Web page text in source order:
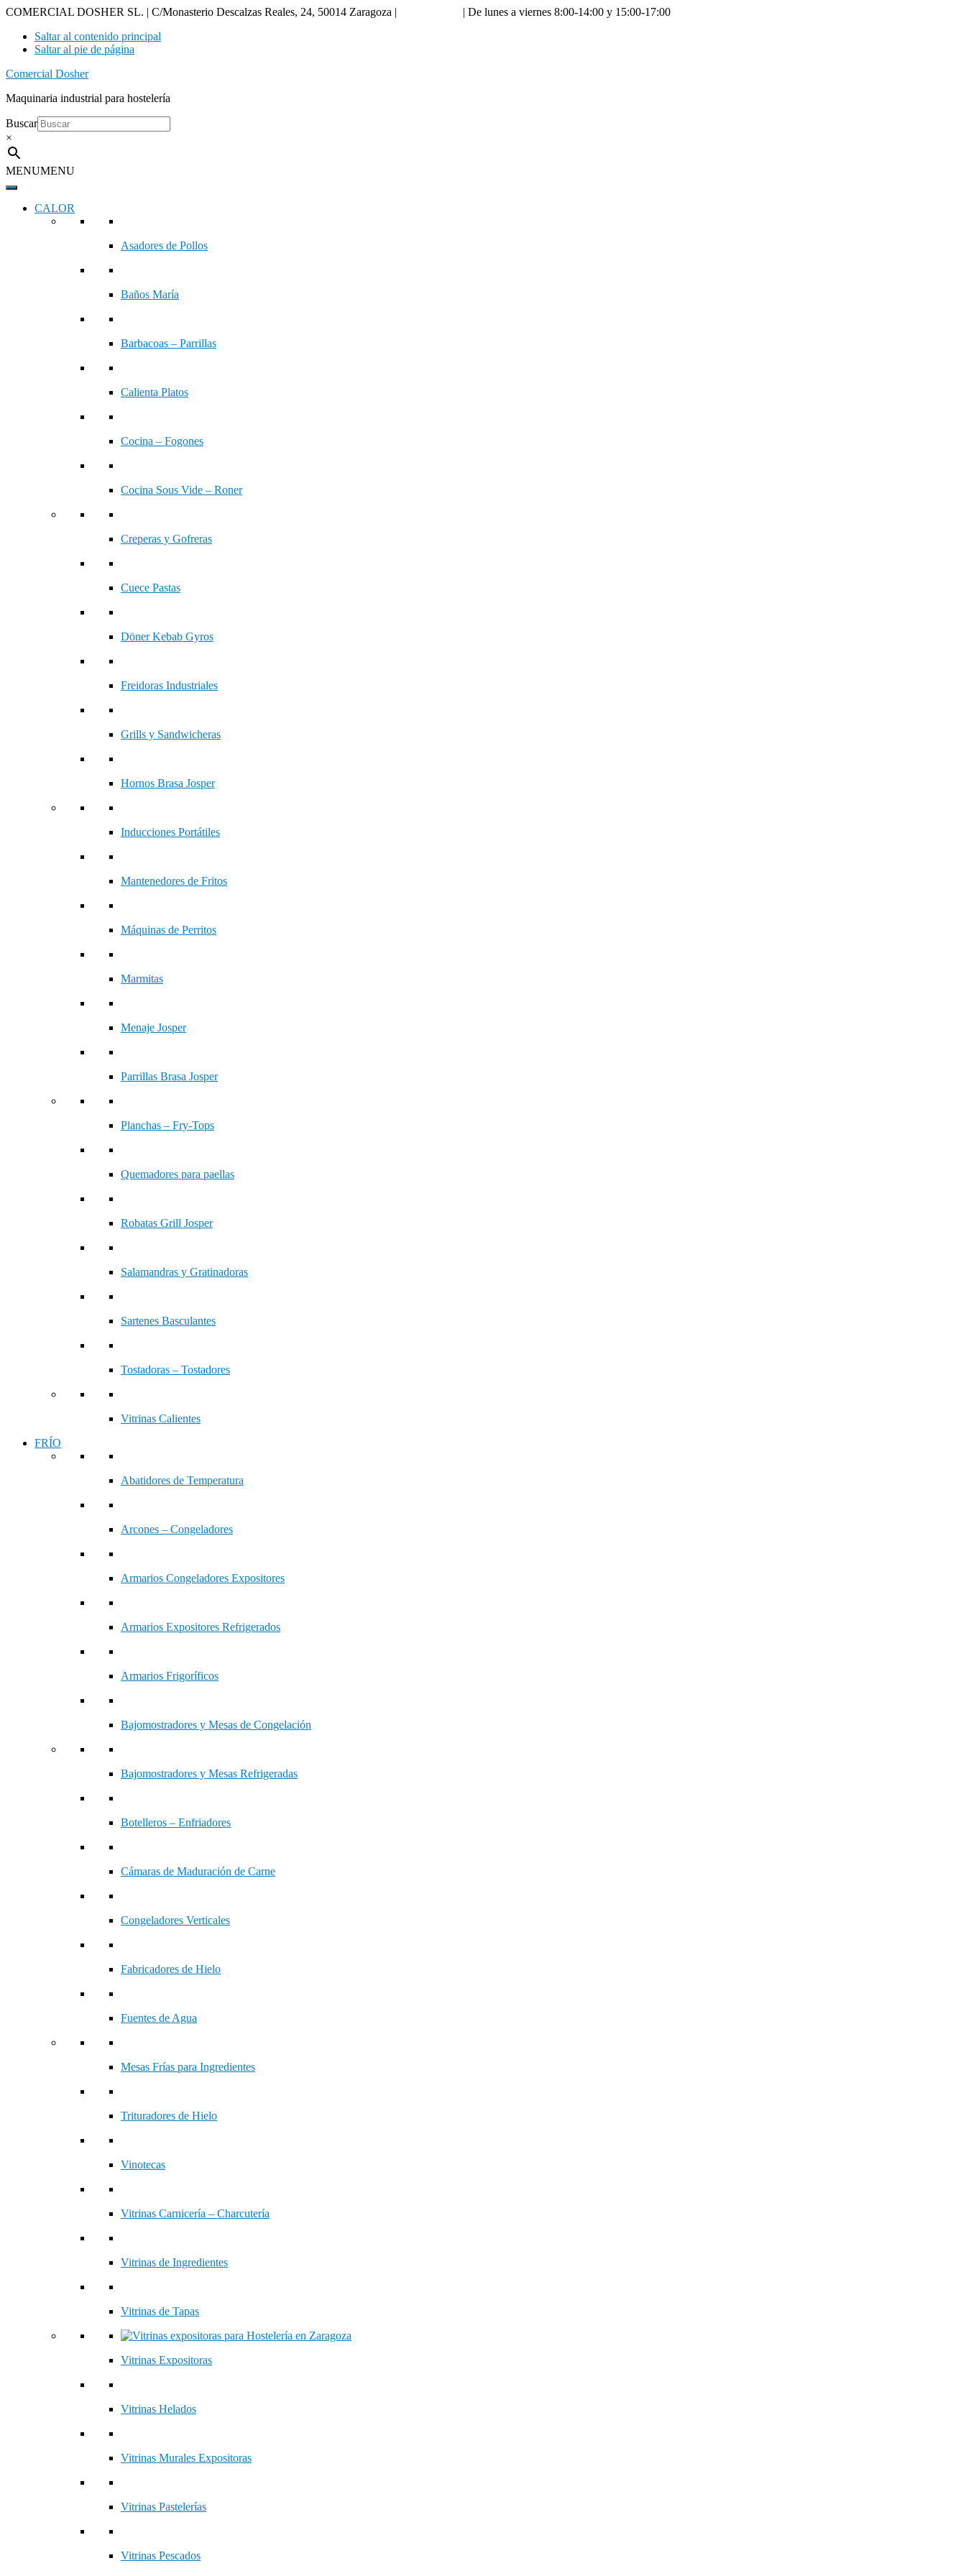
COMERCIAL DOSHER SL. | C/Monasterio Descalzas Reales, 24, 50014 Zaragoza |
| De lunes a viernes 8:00-14:00 y 15:00-17:00
Saltar al contenido principal
Saltar al pie de página
Comercial Dosher
Maquinaria industrial para hostelería
Buscar
×
MENUMENU
CALOR
Asadores de Pollos
Baños María
Barbacoas – Parrillas
Calienta Platos
Cocina – Fogones
Cocina Sous Vide – Roner
Creperas y Gofreras
Cuece Pastas
Döner Kebab Gyros
Freidoras Industriales
Grills y Sandwicheras
Hornos Brasa Josper
Inducciones Portátiles
Mantenedores de Fritos
Máquinas de Perritos
Marmitas
Menaje Josper
Parrillas Brasa Josper
Planchas – Fry-Tops
Quemadores para paellas
Robatas Grill Josper
Salamandras y Gratinadoras
Sartenes Basculantes
Tostadoras – Tostadores
Vitrinas Calientes
FRÍO
Abatidores de Temperatura
Arcones – Congeladores
Armarios Congeladores Expositores
Armarios Expositores Refrigerados
Armarios Frigoríficos
Bajomostradores y Mesas de Congelación
Bajomostradores y Mesas Refrigeradas
Botelleros – Enfriadores
Cámaras de Maduración de Carne
Congeladores Verticales
Fabricadores de Hielo
Fuentes de Agua
Mesas Frías para Ingredientes
Trituradores de Hielo
Vinotecas
Vitrinas Carnicería – Charcutería
Vitrinas de Ingredientes
Vitrinas de Tapas
Vitrinas Expositoras
Vitrinas Helados
Vitrinas Murales Expositoras
Vitrinas Pastelerías
Vitrinas Pescados